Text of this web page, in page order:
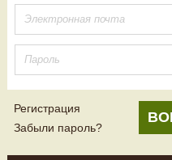
Регистрация
Забыли пароль?